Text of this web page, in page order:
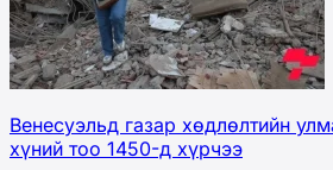
Венесуэльд газар хөдлөлтийн
хүний тоо 1450-д хүрчээ